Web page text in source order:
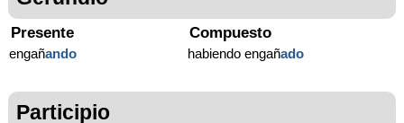
Presente
engañando
Compuesto
habiendo engañado
Participio